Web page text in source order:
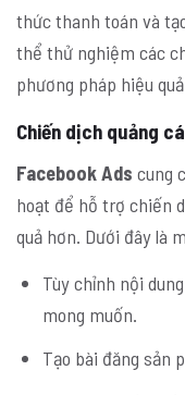
thức thanh toán và
thể thử nghiệm các
phương pháp hiệu
Chiến dịch quảng
Facebook Ads cung
hoạt để hỗ trợ chiến
quả hơn. Dưới đây là
Tùy chỉnh nội
mong muốn.
Tạo bài đăng sản